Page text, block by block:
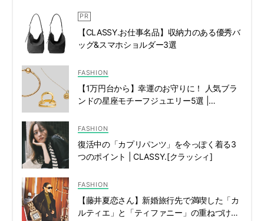
【CLASSY.お仕事名品】収納力のある優秀バ
ッグ&スマホショルダー3選
FASHION
【1万円台から】幸運のお守りに！ 人気ブラ
ンドの星座モチーフジュエリー5選 |
FASHION
復活中の「カプリパンツ」を今っぽく着る3
つのポイント | CLASSY.[クラッシィ]
FASHION
【藤井夏恋さん】新婚旅行先で満喫した「カ
ルティエ」と「ティファニー」の重ねづけっ